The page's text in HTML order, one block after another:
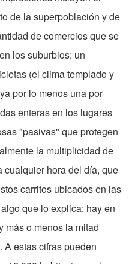
de la superpoblación y de
de comercios que se
los suburbios; un
(el clima templado y
por lo menos una por
enteras en los lugares
"pasivas" que protegen
la multiplicidad de
cualquier hora del día, que
carritos ubicados en las
que lo explica: hay en
más o menos la mitad
estas cifras pueden